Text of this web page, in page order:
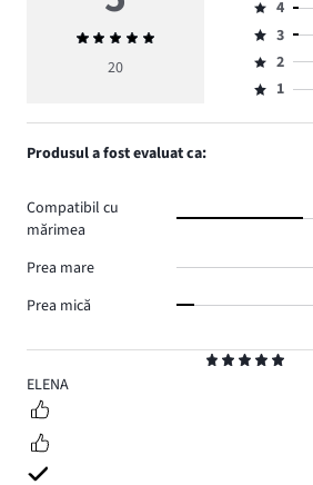
5
ELENA
Evaluarea
medie
20
5,
numărul
de
voturi
18.
Evaluare
4,
numărul
de
1.
4
Evaluare
3,
numărul
3
Evaluare
2,
2
Evaluare
1,
1
Produsul a fost evaluat ca:
Compatibil cu
mărimea
Prea mare
Prea mică